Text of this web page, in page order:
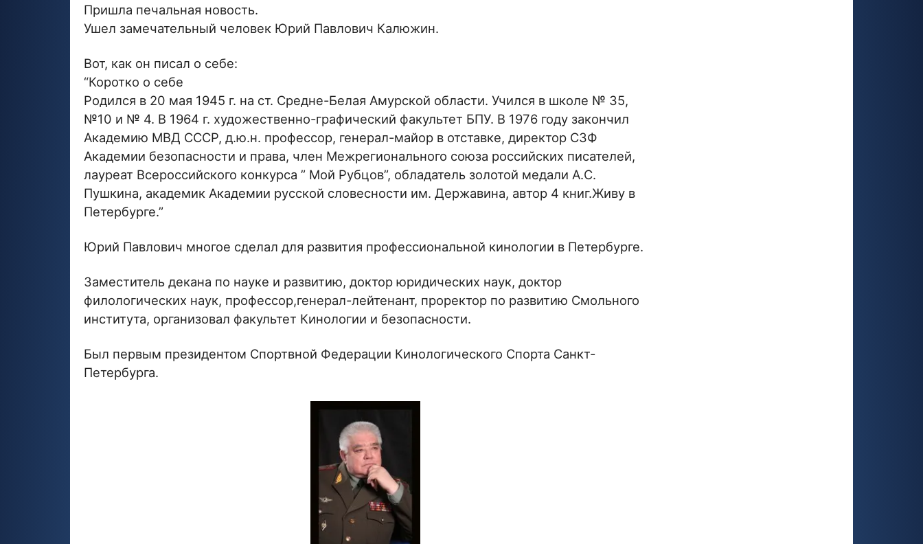
Пришла печальная новость.
Ушел замечательный человек Юрий Павлович Калюжин.
Вот, как он писал о себе:
“Коротко о себе
Родился в 20 мая 1945 г. на ст. Средне-Белая Амурской области. Учился в школе № 35,
№10 и № 4. В 1964 г. художественно-графический факультет БПУ. В 1976 году закончил
Академию МВД СССР, д.ю.н. профессор, генерал-майор в отставке, директор СЗФ
Академии безопасности и права, член Межрегионального союза российских писателей,
лауреат Всероссийского конкурса ” Мой Рубцов”, обладатель золотой медали А.С.
Пушкина, академик Академии русской словесности им. Державина, автор 4 книг.Живу в
Петербурге.”
Юрий Павлович многое сделал для развития профессиональной кинологии в Петербурге.
Заместитель декана по науке и развитию, доктор юридических наук, доктор
филологических наук, профессор,генерал-лейтенант, проректор по развитию Смольного
института, организовал факультет Кинологии и безопасности.
Был первым президентом Спортвной Федерации Кинологического Спорта Санкт-
Петербурга.